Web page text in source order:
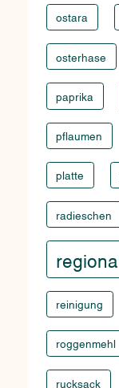
ostara
osterhase
paprika
pflaumen
platte
radieschen
regional
reinigung
roggenmehl
rucksack